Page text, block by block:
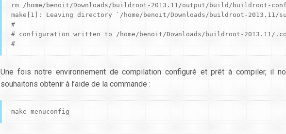
rm /home/benoit/Downloads/buildroot-2013.11/output/build/buildroot-
make[1]: Leaving directory `/home/benoit/Downloads/buildroot-2013.11/
#
# configuration written to /home/benoit/Downloads/buildroot-2013.11/
#
Une fois notre environnement de compilation configuré et prêt à compiler, il
souhaitons obtenir à l’aide de la commande :
make menuconfig